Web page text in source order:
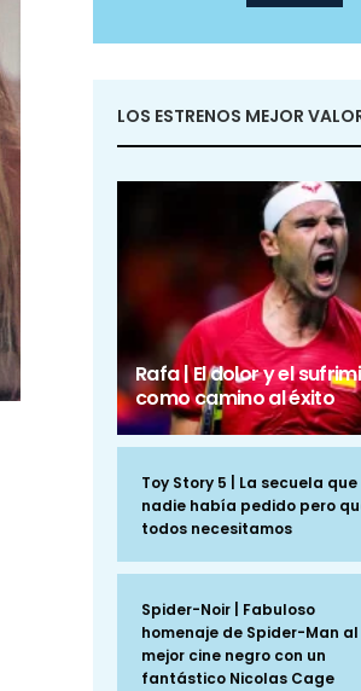
LOS ESTRENOS MEJOR
Rafa | El dolor y el
como camino al éxito
Toy Story 5 | La secuela que
nadie había pedido pero
todos necesitamos
Spider-Noir | Fabuloso
homenaje de Spider-Man al
mejor cine negro con un
fantástico Nicolas Cage